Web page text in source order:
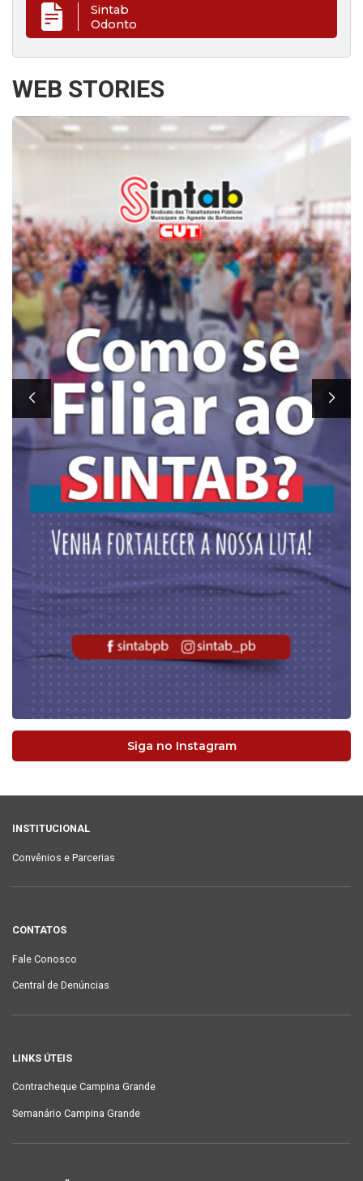
Sintab
Odonto
WEB STORIES
Siga no Instagram
INSTITUCIONAL
Convênios e Parcerias
CONTATOS
Fale Conosco
Central de Denúncias
LINKS ÚTEIS
Contracheque Campina Grande
Semanário Campina Grande